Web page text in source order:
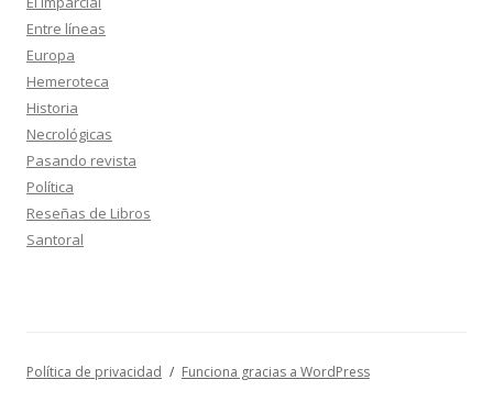
Entre líneas
Europa
Hemeroteca
Historia
Necrológicas
Pasando revista
Política
Reseñas de Libros
Santoral
Política de privacidad Funciona gracias a WordPress